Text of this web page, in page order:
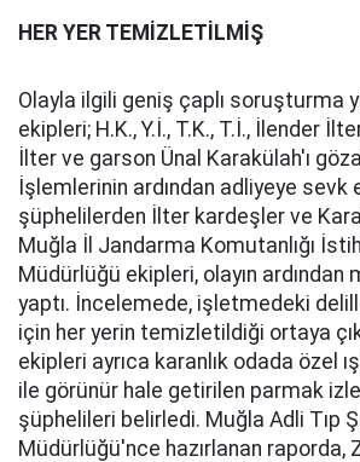
HER YER TEMİZLETİLMİŞ
Olayla ilgili geniş çaplı soruşturma
ekipleri; H.K., Y.İ., T.K., T.İ., İlender
İlter ve garson Ünal Karakülah'ı
İşlemlerinin ardından adliyeye sevk
şüphelilerden İlter kardeşler ve
Muğla İl Jandarma Komutanlığı
Müdürlüğü ekipleri, olayın ardından
yaptı. İncelemede, işletmedeki
için her yerin temizletildiği ortaya
ekipleri ayrıca karanlık odada özel
ile görünür hale getirilen parmak
şüphelileri belirledi. Muğla Adli Tıp
Müdürlüğü'nce hazırlanan raporda,